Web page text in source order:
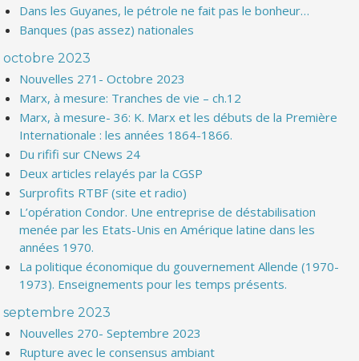
Dans les Guyanes, le pétrole ne fait pas le bonheur…
Banques (pas assez) nationales
octobre 2023
Nouvelles 271- Octobre 2023
Marx, à mesure: Tranches de vie – ch.12
Marx, à mesure- 36: K. Marx et les débuts de la Première
Internationale : les années 1864-1866.
Du rififi sur CNews 24
Deux articles relayés par la CGSP
Surprofits RTBF (site et radio)
L’opération Condor. Une entreprise de déstabilisation
menée par les Etats-Unis en Amérique latine dans les
années 1970.
La politique économique du gouvernement Allende (1970-
1973). Enseignements pour les temps présents.
septembre 2023
Nouvelles 270- Septembre 2023
Rupture avec le consensus ambiant